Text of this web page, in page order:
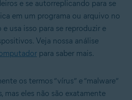
e se autorreplicando para se
em um programa ou arquivo no
usa isso para se reproduzir e
Veja nossa análise
para saber mais.
os termos “vírus” e “malware”
mas eles não são exatamente